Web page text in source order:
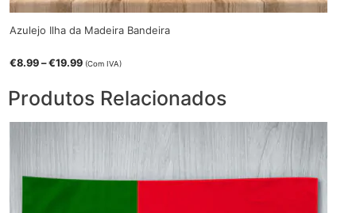
Azulejo Ilha da Madeira Bandeira
€8.99 – €19.99Price
through
€19.99
(Com IVA)
Produtos Relacionados